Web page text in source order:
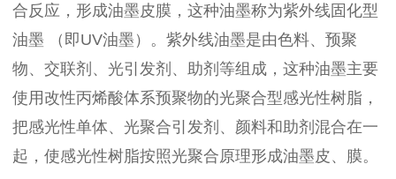
合反应，形成油墨皮膜，这种油墨称为紫外线固化型
油墨 （即UV油墨）。紫外线油墨是由色料、预聚
物、交联剂、光引发剂、助剂等组成，这种油墨主要
使用改性丙烯酸体系预聚物的光聚合型感光性树脂，
把感光性单体、光聚合引发剂、颜料和助剂混合在一
起，使感光性树脂按照光聚合原理形成油墨皮、膜。